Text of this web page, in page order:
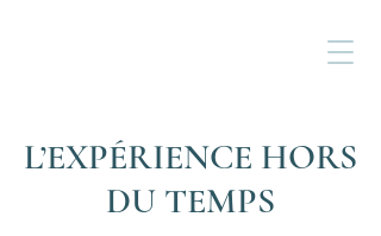
L’EXPÉRIENCE HORS
DU TEMPS